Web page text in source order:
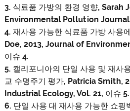
3. 식료품 가방의 환경 영향, Sarah
Environmental Pollution Journal,
4. 재사용 가능한 식료품 가방 사용
Doe, 2013, Journal of
이슈 4.
5. 캘리포니아의 단일 사용 및 재사
교 수명주기 평가, Patricia Smith,
Industrial Ecology, Vol. 21, 이슈 5.
6. 단일 사용 대 재사용 가능한 쇼핑